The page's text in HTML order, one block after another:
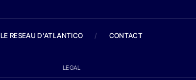
LE RESEAU D'ATLANTICO / CONTACT
LEGAL